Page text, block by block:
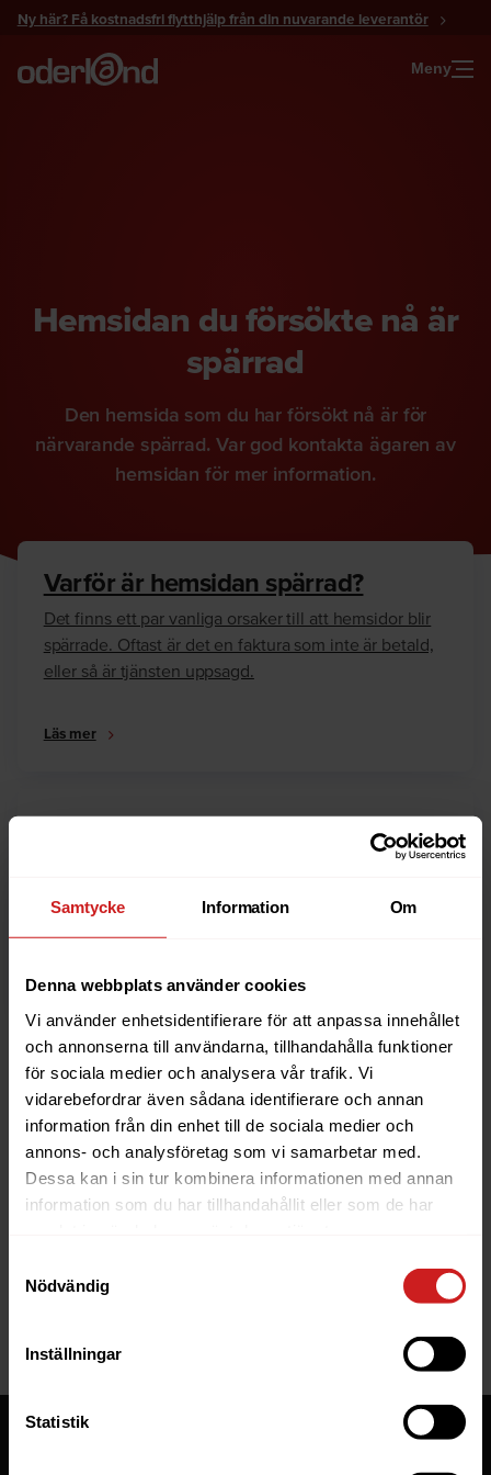
Samtycke Information Om
Denna webbplats använder cookies
Vi använder enhetsidentifierare för att anpassa innehållet
och annonserna till användarna, tillhandahålla funktioner
för sociala medier och analysera vår trafik. Vi
vidarebefordrar även sådana identifierare och annan
information från din enhet till de sociala medier och
annons- och analysföretag som vi samarbetar med.
Dessa kan i sin tur kombinera informationen med annan
information som du har tillhandahållit eller som de har
Nödvändig
Inställningar
Statistik
Gå
innehåll
Ny här? Få kostnadsfri flytthjälp från din nuvarande leverantör
Meny
Hemsidan du försökte nå är
spärrad
Den hemsida som du har försökt nå är för
närvarande spärrad. Var god kontakta ägaren av
hemsidan för mer information.
Varför är hemsidan spärrad?
Det finns ett par vanliga orsaker till att hemsidor blir
spärrade. Oftast är det en faktura som inte är betald,
eller så är tjänsten uppsagd.
Läs mer
Är du ägare till hemsidan eller domännamnet så har
anledningarna till varför en hemsida är spärrad.
Läs mer
The website you were trying to
reach has been suspended
If you are the owner of this website or domain please
read
website to be suspended.